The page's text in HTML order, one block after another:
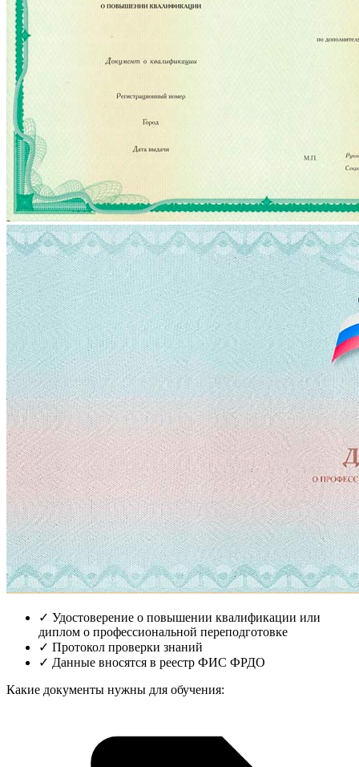
✓ Удостоверение о повышении квалификации или
диплом о профессиональной переподготовке
✓ Протокол проверки знаний
✓ Данные вносятся в реестр ФИС ФРДО
Какие документы нужны для обучения: